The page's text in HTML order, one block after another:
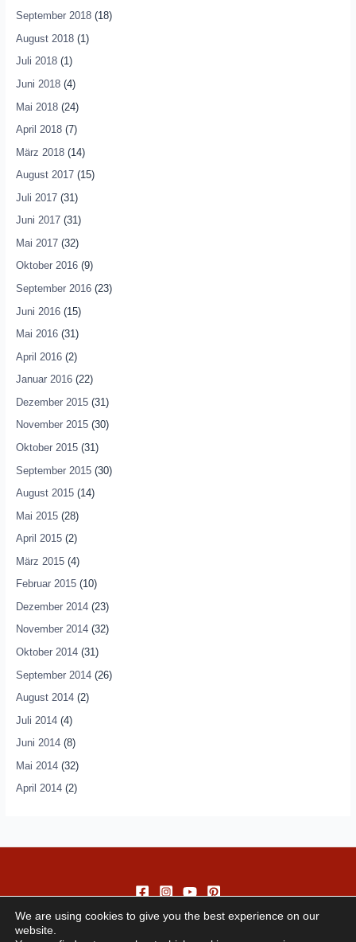
September 2018(18)
August 2018(1)
Juli 2018(1)
Juni 2018(4)
Mai 2018(24)
April 2018(7)
März 2018(14)
August 2017(15)
Juli 2017(31)
Juni 2017(31)
Mai 2017(32)
Oktober 2016(9)
September 2016(23)
Juni 2016(15)
Mai 2016(31)
April 2016(2)
Januar 2016(22)
Dezember 2015(31)
November 2015(30)
Oktober 2015(31)
September 2015(30)
August 2015(14)
Mai 2015(28)
April 2015(2)
März 2015(4)
Februar 2015(10)
Dezember 2014(23)
November 2014(32)
Oktober 2014(31)
September 2014(26)
August 2014(2)
Juli 2014(4)
Juni 2014(8)
Mai 2014(32)
April 2014(2)
We are using cookies to give you the best experience on our
website.